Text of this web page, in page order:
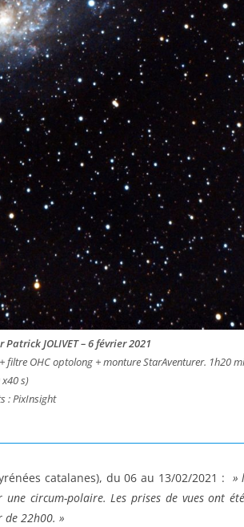
JOLIVET – 6 février 2021
filtre OHC optolong + monture StarAventurer. 1h20
s)
: PixInsight
catalanes), du 06 au 13/02/2021 : »
circum-polaire. Les prises de vues ont
de 22h00. »